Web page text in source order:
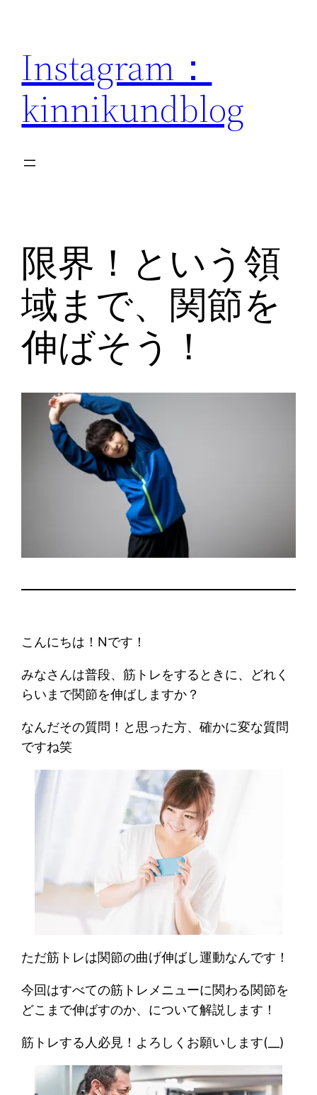
Instagram：
kinnikundblog
限界！という領
域まで、関節を
伸ばそう！
こんにちは！Nです！
みなさんは普段、筋トレをするときに、どれく
らいまで関節を伸ばしますか？
なんだその質問！と思った方、確かに変な質問
ですね笑
ただ筋トレは関節の曲げ伸ばし運動なんです！
今回はすべての筋トレメニューに関わる関節を
どこまで伸ばすのか、について解説します！
筋トレする人必見！よろしくお願いします(__)